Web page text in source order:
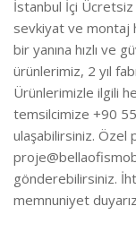
İstanbul İçi
sevkiyat ve montaj
bir yanına hızlı ve
ürünlerimiz, 2 yıl
Ürünlerimizle ilgili
temsilcimize +90
ulaşabilirsiniz. Özel
gönderebilirsiniz.
memnuniyet